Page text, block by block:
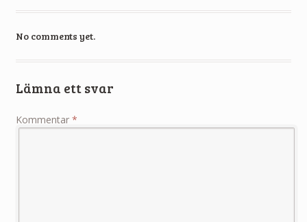
No comments yet.
Lämna ett svar
Kommentar *